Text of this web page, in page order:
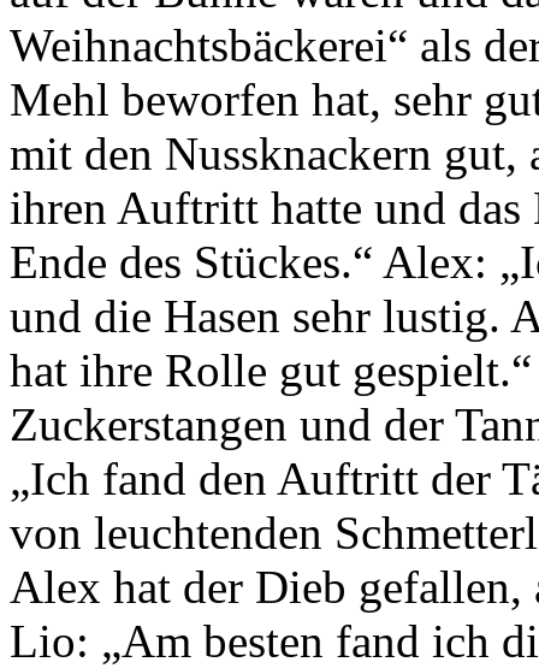
Weihnachtsbäckerei“ als
Mehl beworfen hat, sehr
mit den Nussknackern gut,
ihren Auftritt hatte und das
Ende des Stückes.“ Alex:
und die Hasen sehr lustig.
hat ihre Rolle gut
Zuckerstangen und der
„Ich fand den Auftritt der
von leuchtenden
Alex hat der Dieb
Lio: „Am besten fand ich